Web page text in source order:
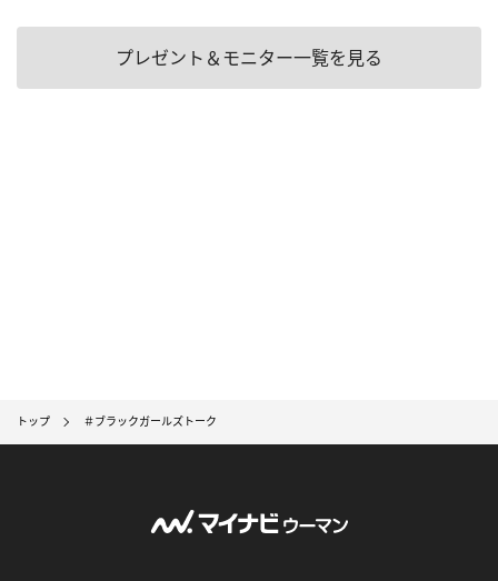
プレゼント＆モニター一覧を見る
トップ ＃ブラックガールズトーク